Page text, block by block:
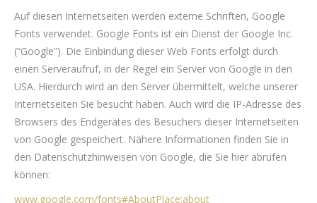
Auf diesen Internetseiten werden externe Schriften, Google
Fonts verwendet. Google Fonts ist ein Dienst der Google Inc.
(“Google”). Die Einbindung dieser Web Fonts erfolgt durch
einen Serveraufruf, in der Regel ein Server von Google in den
USA. Hierdurch wird an den Server übermittelt, welche unserer
Internetseiten Sie besucht haben. Auch wird die IP-Adresse des
Browsers des Endgerätes des Besuchers dieser Internetseiten
von Google gespeichert. Nähere Informationen finden Sie in
den Datenschutzhinweisen von Google, die Sie hier abrufen
können:
www.google.com/fonts#AboutPlace:about